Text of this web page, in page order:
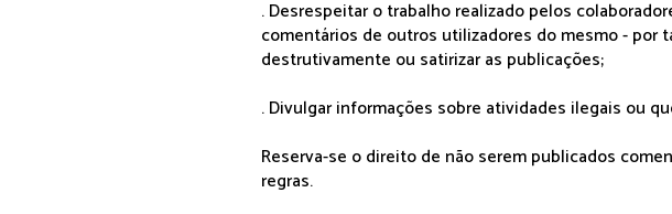
. Desrespeitar o trabalho realizado pelos
comentários de outros utilizadores do mesmo - por
destrutivamente ou satirizar as publicações;
. Divulgar informações sobre atividades ilegais ou
Reserva-se o direito de não serem publicados
regras.